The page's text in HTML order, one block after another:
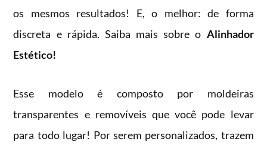
os mesmos resultados! E, o melhor: de forma
discreta e rápida. Saiba mais sobre o Alinhador
Estético!
Esse modelo é composto por moldeiras
transparentes e removíveis que você pode levar
para todo lugar! Por serem personalizados, trazem